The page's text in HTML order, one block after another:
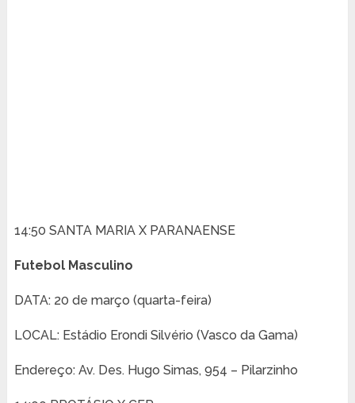
14:50 SANTA MARIA X PARANAENSE
Futebol Masculino
DATA: 20 de março (quarta-feira)
LOCAL: Estádio Erondi Silvério (Vasco da Gama)
Endereço: Av. Des. Hugo Simas, 954 – Pilarzinho